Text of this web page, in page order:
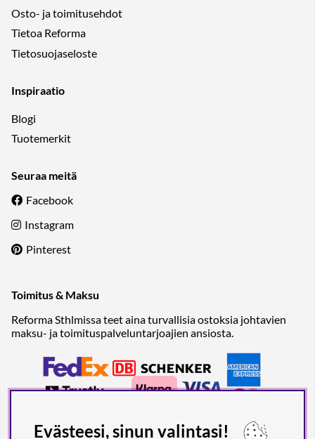
Osto- ja toimitusehdot
Tietoa Reforma
Tietosuojaseloste
Inspiraatio
Blogi
Tuotemerkit
Seuraa meitä
Facebook
Instagram
Pinterest
Toimitus & Maksu
Reforma Sthlmissa teet aina turvallisia ostoksia johtavien
maksu- ja toimituspalveluntarjoajien ansiosta.
Evästeesi, sinun valintasi!